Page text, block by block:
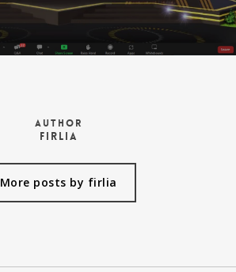
Author
firlia
More posts by firlia